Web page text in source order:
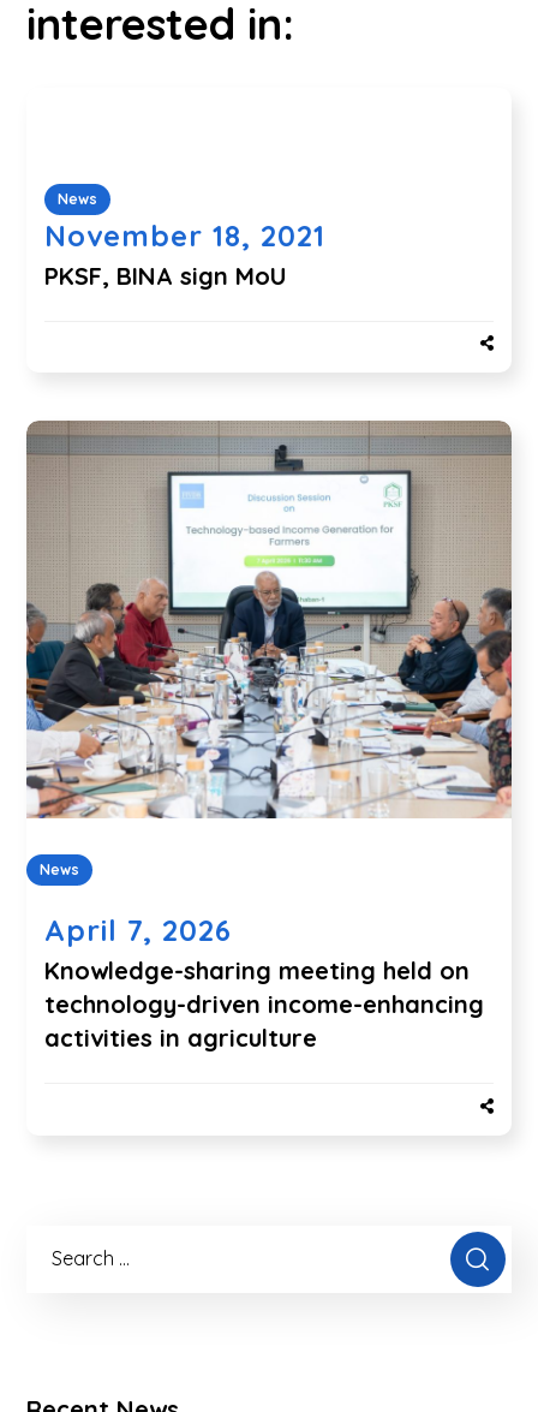
interested in:
News
November 18, 2021
PKSF, BINA sign MoU
News
April 7, 2026
Knowledge-sharing meeting held on
technology-driven income-enhancing
activities in agriculture